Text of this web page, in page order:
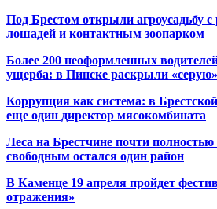
Под Брестом открыли агроусадьбу
лошадей и контактным зоопарком
Более 200 неоформленных
ущерба: в Пинске раскрыли
Коррупция как система: в
еще один директор мясокомбината
Леса на Брестчине почти
свободным остался один район
В Каменце 19 апреля пройдет
отражения»